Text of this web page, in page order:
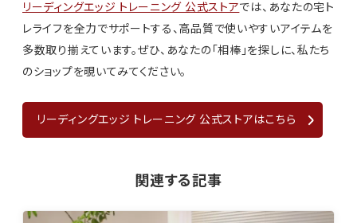
リーディングエッジ トレーニング 公式ストアでは、あなたの宅ト
レライフを全力でサポートする、高品質で使いやすいアイテムを
多数取り揃えています。ぜひ、あなたの「相棒」を探しに、私たち
のショップを覗いてみてください。
リーディングエッジ トレーニング 公式ストアはこちら
関連する記事